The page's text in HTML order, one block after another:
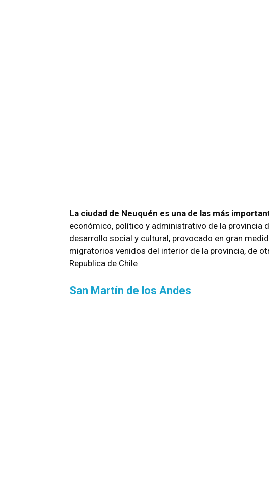
La ciudad de Neuquén es una de las más
económico, político y administrativo de la provincia
desarrollo social y cultural, provocado en gran
migratorios venidos del interior de la provincia, de
Republica de Chile
San Martín de los Andes